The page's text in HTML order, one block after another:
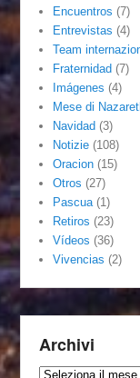
Encuentros (7)
Entrevistas (4)
Team
Fraternidad (7)
Imágenes (4)
Mese di
Navidad (3)
Notizie (108)
Oracion (15)
Otros (27)
Pascua (1)
Retiros (23)
Vídeos (36)
Vivencias (2)
Archivi
Archivi